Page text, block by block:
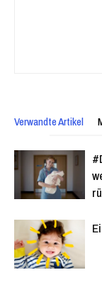
Verwandte Artikel